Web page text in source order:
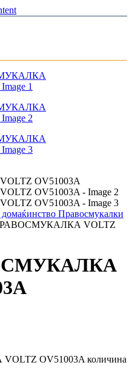
Правосмукалки
VOLTZ
OV51003A количина